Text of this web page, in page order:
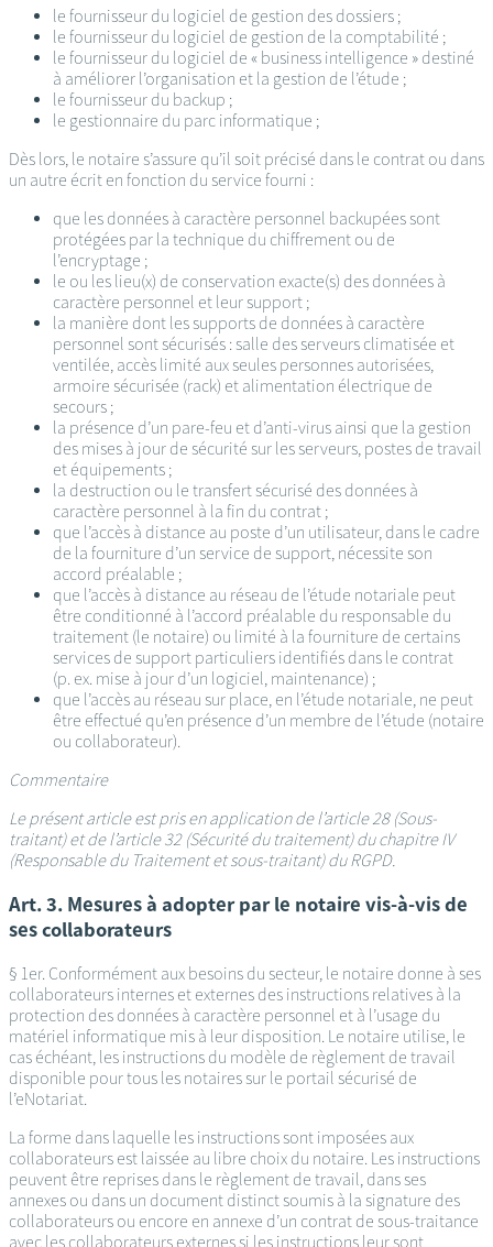
le fournisseur du logiciel de gestion des dossiers ;
le fournisseur du logiciel de gestion de la comptabilité ;
le fournisseur du logiciel de « business intelligence » destiné
à améliorer l’organisation et la gestion de l’étude ;
le fournisseur du backup ;
le gestionnaire du parc informatique ;
Dès lors, le notaire s’assure qu’il soit précisé dans le contrat ou dans
un autre écrit en fonction du service fourni :
que les données à caractère personnel backupées sont
protégées par la technique du chiffrement ou de
l’encryptage ;
le ou les lieu(x) de conservation exacte(s) des données à
caractère personnel et leur support ;
la manière dont les supports de données à caractère
personnel sont sécurisés : salle des serveurs climatisée et
ventilée, accès limité aux seules personnes autorisées,
armoire sécurisée (rack) et alimentation électrique de
secours ;
la présence d’un pare-feu et d’anti-virus ainsi que la gestion
des mises à jour de sécurité sur les serveurs, postes de travail
et équipements ;
la destruction ou le transfert sécurisé des données à
caractère personnel à la fin du contrat ;
que l’accès à distance au poste d’un utilisateur, dans le cadre
de la fourniture d’un service de support, nécessite son
accord préalable ;
que l’accès à distance au réseau de l’étude notariale peut
être conditionné à l’accord préalable du responsable du
traitement (le notaire) ou limité à la fourniture de certains
services de support particuliers identifiés dans le contrat
(p. ex. mise à jour d’un logiciel, maintenance) ;
que l’accès au réseau sur place, en l’étude notariale, ne peut
être effectué qu’en présence d’un membre de l’étude (notaire
ou collaborateur).
Commentaire
Le présent article est pris en application de l’article 28 (Sous-
traitant) et de l’article 32 (Sécurité du traitement) du chapitre IV
(Responsable du Traitement et sous-traitant) du RGPD.
Art. 3. Mesures à adopter par le notaire vis-à-vis de
ses collaborateurs
§ 1er. Conformément aux besoins du secteur, le notaire donne à ses
collaborateurs internes et externes des instructions relatives à la
protection des données à caractère personnel et à l’usage du
matériel informatique mis à leur disposition. Le notaire utilise, le
cas échéant, les instructions du modèle de règlement de travail
disponible pour tous les notaires sur le portail sécurisé de
l’eNotariat.
La forme dans laquelle les instructions sont imposées aux
collaborateurs est laissée au libre choix du notaire. Les instructions
peuvent être reprises dans le règlement de travail, dans ses
annexes ou dans un document distinct soumis à la signature des
collaborateurs ou encore en annexe d’un contrat de sous-traitance
avec les collaborateurs externes si les instructions leur sont